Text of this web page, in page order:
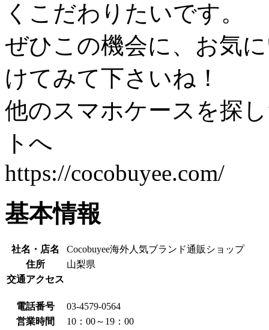
くこだわりたいです。
ぜひこの機会に、お気
けてみて下さいね！
他のスマホケースを探
トへ
https://cocobuyee.com/
基本情報
社名・店名
Cocobuyee海外人気ブランド通販ショップ
住所
山梨県
交通アクセス
電話番号
03-4579-0564
営業時間
10：00～19：00